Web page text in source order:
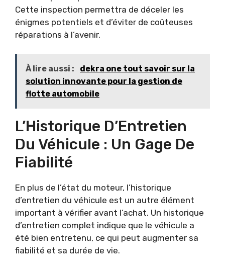
Cette inspection permettra de déceler les
énigmes potentiels et d’éviter de coûteuses
réparations à l’avenir.
À lire aussi :
dekra one tout savoir sur la
solution innovante pour la gestion de
flotte automobile
L’Historique D’Entretien
Du Véhicule : Un Gage De
Fiabilité
En plus de l’état du moteur, l’historique
d’entretien du véhicule est un autre élément
important à vérifier avant l’achat. Un historique
d’entretien complet indique que le véhicule a
été bien entretenu, ce qui peut augmenter sa
fiabilité et sa durée de vie.